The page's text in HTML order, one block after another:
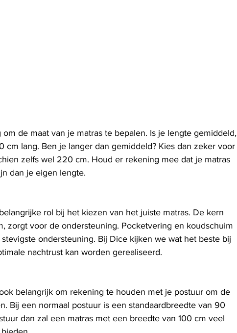
de maat van je matras te bepalen. Is je lengte gemiddeld,
cm lang. Ben je langer dan gemiddeld? Kies dan zeker voor
zelfs wel 220 cm. Houd er rekening mee dat je matras
dan je eigen lengte.
rol bij het kiezen van het juiste matras. De kern
zorgt voor de ondersteuning. Pocketvering en koudschuim
ondersteuning. Bij Dice kijken we wat het beste bij
nachtrust kan worden gerealiseerd.
belangrijk om rekening te houden met je postuur om de
Bij een normaal postuur is een standaardbreedte van 90
dan zal een matras met een breedte van 100 cm veel